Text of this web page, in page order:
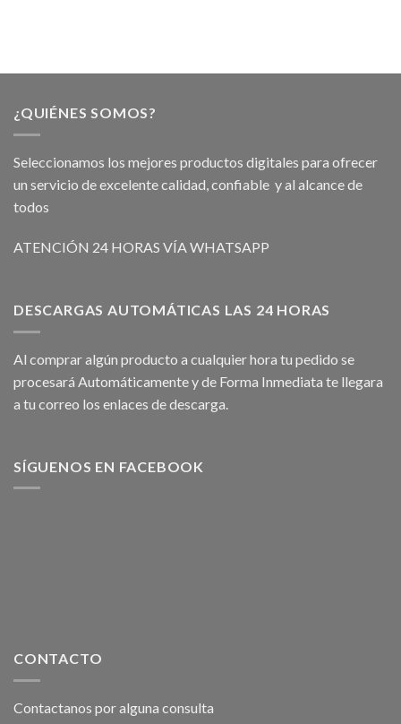
¿QUIÉNES SOMOS?
Seleccionamos los mejores productos digitales para ofrecer
un servicio de excelente calidad, confiable y al alcance de
todos
ATENCIÓN 24 HORAS VÍA WHATSAPP
DESCARGAS AUTOMÁTICAS LAS 24 HORAS
Al comprar algún producto a cualquier hora tu pedido se
procesará Automáticamente y de Forma Inmediata te llegara
a tu correo los enlaces de descarga.
SÍGUENOS EN FACEBOOK
CONTACTO
Contactanos por alguna consulta